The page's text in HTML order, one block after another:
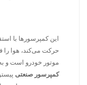
این کمپرسورها با
حرکت می‌کند، هوا را
موتور خودرو است و
کمپرسور صنعتی